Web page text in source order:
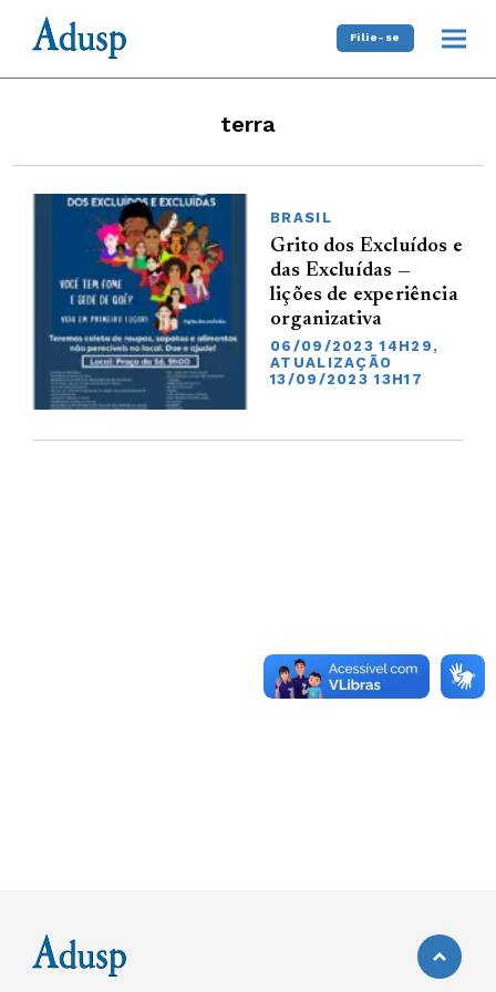
Filie-se
terra
BRASIL
Grito dos Excluídos e
das Excluídas —
lições de experiência
organizativa
06/09/2023 14H29,
ATUALIZAÇÃO
13/09/2023 13H17